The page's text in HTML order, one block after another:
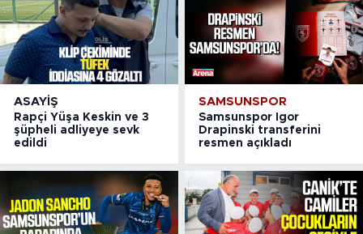
ASAYIŞ
Rapçi Yüşa Keskin ve 3
şüpheli adliyeye sevk
edildi
SAMSUNSPOR
Samsunspor Igor
Drapinski transferini
resmen açıkladı